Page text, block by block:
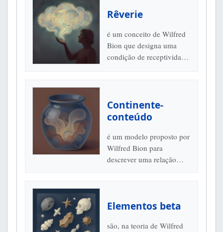
Rêverie
é um conceito de Wilfred
Bion que designa uma
condição de receptividade
noção...
Continente-
conteúdo
é um modelo proposto por
Wilfred Bion para
descrever uma relação
uma...
Elementos beta
são, na teoria de Wilfred